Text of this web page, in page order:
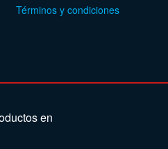
Términos y condiciones
en